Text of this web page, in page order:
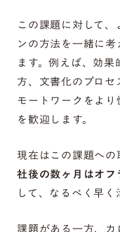
この課題に対して
ンの方法を一緒に
ます。例えば、効
方、文書化のプロ
モートワークをよ
を歓迎します。
現在はこの課題への
社後の数ヶ月はオ
して、なるべく早